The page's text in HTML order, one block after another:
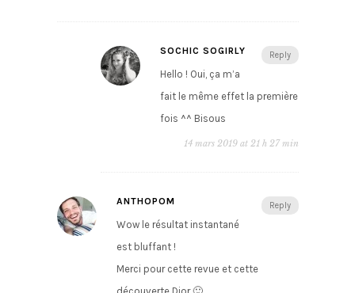
Reply
SOCHIC SOGIRLY
Hello ! Oui, ça m’a
fait le même effet la première
fois ^^ Bisous
14 mars 2019 at 21 h 27 min
Reply
ANTHOPOM
Wow le résultat instantané
est bluffant !
Merci pour cette revue et cette